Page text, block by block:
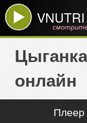
VNUTRI
онлайн
Плеер